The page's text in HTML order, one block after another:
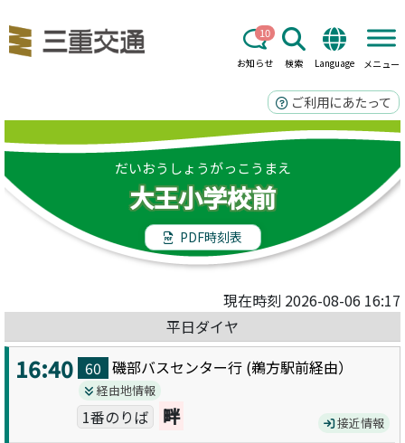
お知らせ
10
検索 Language メニュー
ご利用にあたって
だいおうしょうがっこうまえ
大王小学校前
PDF時刻表
現在時刻 2026-08-06 16:17
平日ダイヤ
16:40 60 磯部バスセンター行 (鵜方駅前経由）
経由地情報
1番のりば 畔 接近情報